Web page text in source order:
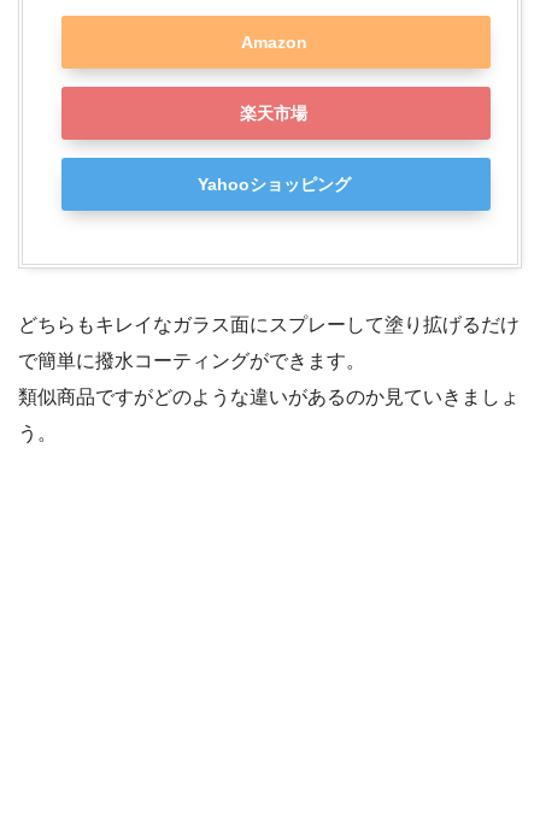
Amazon
楽天市場
Yahooショッピング
どちらもキレイなガラス面にスプレーして塗り拡げるだけ
で簡単に撥水コーティングができます。
類似商品ですがどのような違いがあるのか見ていきましょ
う。